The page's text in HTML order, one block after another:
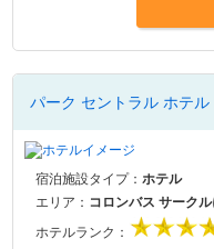
パーク セントラル ホテル
宿泊施設タイプ：ホテル
エリア： コロンバス サーク
ホテルランク：